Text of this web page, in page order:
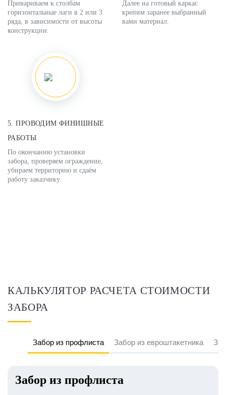
Привариваем к столбам
горизонтальные лаги в 2 или 3
ряда, в зависимости от высоты
конструкции.
Далее на готовый каркас
крепим заранее выбранный
вами материал.
5. ПРОВОДИМ ФИНИШНЫЕ
РАБОТЫ
По окончанию установки
забора, проверяем ограждение,
убираем территорию и сдаём
работу заказчику.
КАЛЬКУЛЯТОР РАСЧЕТА СТОИМОСТИ
ЗАБОРА
Забор из профлиста Забор из евроштакетника
Забор из профлиста